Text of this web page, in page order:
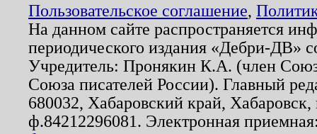
Пользовательское соглашение,
На данном сайте распространяется
периодического издания «Дебри-ДВ»
Учредитель: Пронякин К.А. (член
Союза писателей России). Главный
680032, Хабаровский край,
ф.84212296081. Электронная